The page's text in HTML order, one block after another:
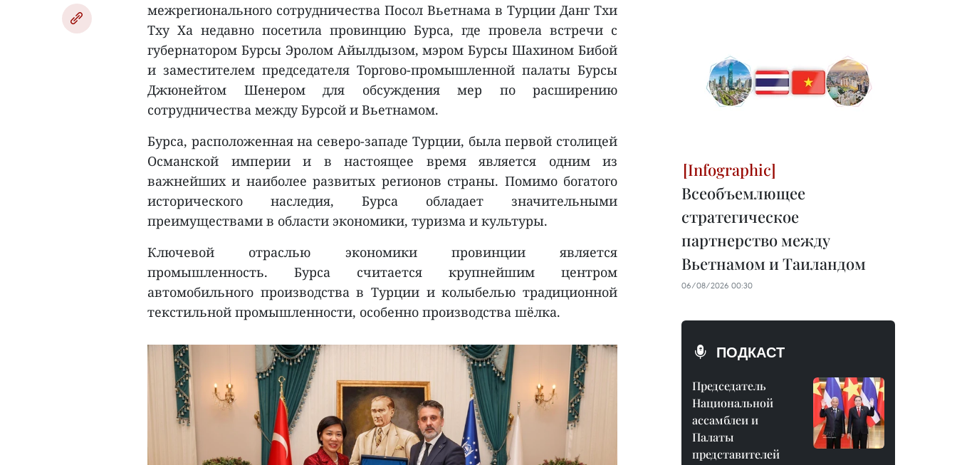
межрегионального сотрудничества Посол Вьетнама в Турции Данг Тхи
Тху Ха недавно посетила провинцию Бурса, где провела встречи с
губернатором Бурсы Эролом Айылдызом, мэром Бурсы Шахином Бибой
и заместителем председателя Торгово-промышленной палаты Бурсы
Джюнейтом Шенером для обсуждения мер по расширению
сотрудничества между Бурсой и Вьетнамом.
Бурса, расположенная на северо-западе Турции, была первой столицей
Османской империи и в настоящее время является одним из
важнейших и наиболее развитых регионов страны. Помимо богатого
исторического наследия, Бурса обладает значительными
преимуществами в области экономики, туризма и культуры.
Ключевой отраслью экономики провинции является
промышленность. Бурса считается крупнейшим центром
автомобильного производства в Турции и колыбелью традиционной
текстильной промышленности, особенно производства шёлка.
Всеобъемлющее
стратегическое
партнерство между
Вьетнамом и Таиландом
06/08/2026 00:30
ПОДКАСТ
Председатель
Национальной
ассамблеи и
Палаты
представителей